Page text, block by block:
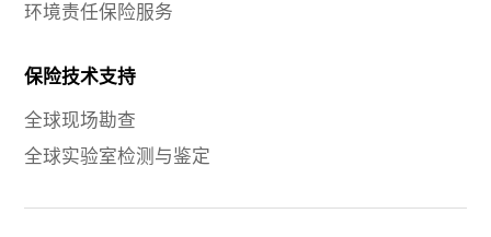
环境责任保险服务
保险技术支持
全球现场勘查
全球实验室检测与鉴定